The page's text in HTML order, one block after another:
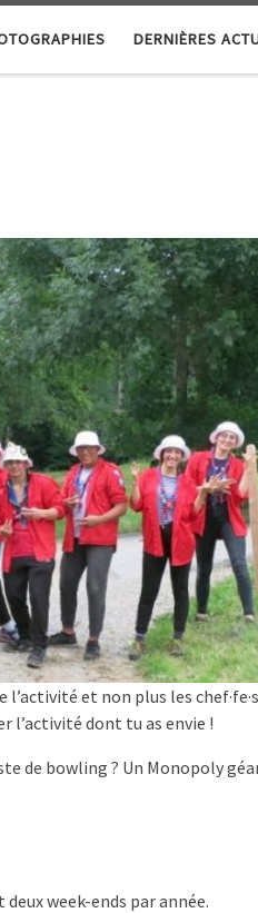
DERNIÈRES
et non plus les
l’activité dont tu as envie !
de bowling ? Un Monopoly
week-ends par année.